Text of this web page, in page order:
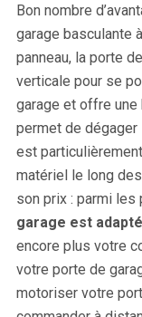
Bon nombre
garage basculante
panneau, la porte
verticale pour se
garage et offre
permet de dégager
est
matériel le long
son prix : parmi les
garage est
encore plus votre
votre porte de
motoriser votre